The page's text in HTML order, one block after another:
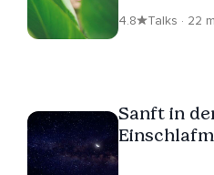
4.8 Talks · 22
Sanft in